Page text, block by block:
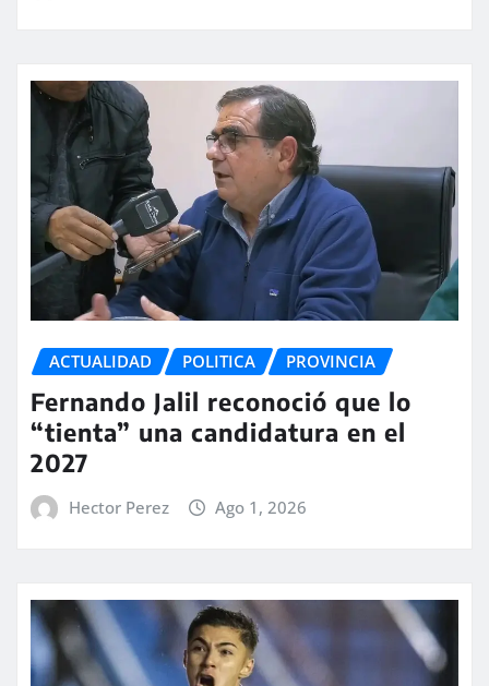
ACTUALIDAD POLITICA PROVINCIA
Fernando Jalil reconoció que lo
“tienta” una candidatura en el
2027
Hector Perez Ago 1, 2026